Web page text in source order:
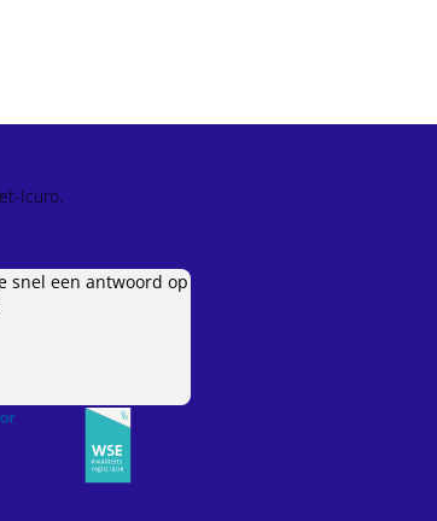
Icuro.
snel een antwoord op